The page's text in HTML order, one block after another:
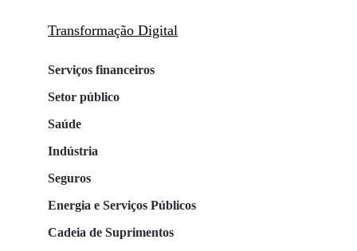
Transformação Digital
Serviços financeiros
Setor público
Saúde
Indústria
Seguros
Energia e Serviços Públicos
Cadeia de Suprimentos